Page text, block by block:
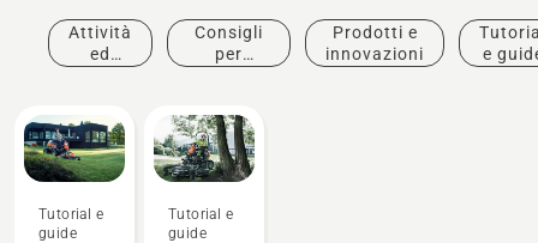
Attività
ed
Consigli
per
Prodotti e
innovazioni
e
Tutorial e
guide
Tutorial e
guide